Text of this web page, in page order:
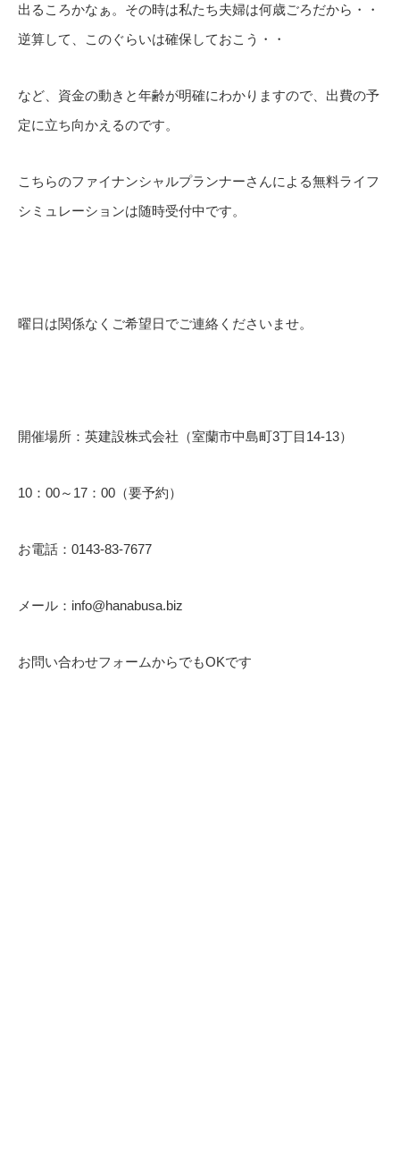
出るころかなぁ。その時は私たち夫婦は何歳ごろだから・・
逆算して、このぐらいは確保しておこう・・
など、資金の動きと年齢が明確にわかりますので、出費の予
定に立ち向かえるのです。
こちらのファイナンシャルプランナーさんによる無料ライフ
シミュレーションは随時受付中です。
曜日は関係なくご希望日でご連絡くださいませ。
開催場所：英建設株式会社（室蘭市中島町3丁目14-13）
10：00～17：00（要予約）
お電話：0143-83-7677
メール：info@hanabusa.biz
お問い合わせフォームからでもOKです